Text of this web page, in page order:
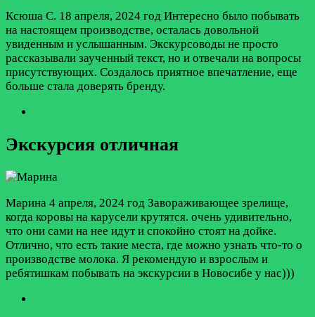
Ксюша С. 18 апреля, 2024 год Интересно было побывать
на настоящем производстве, осталась довольной
увиденным и услышанным. Экскурсоводы не просто
рассказывали заученный текст, но и отвечали на вопросы
присутствующих. Создалось приятное впечатление, еще
больше стала доверять бренду.
Экскурсия отличная
Марина 4 апреля, 2024 год Завораживающее зрелище,
когда коровы на карусели крутятся. очень удивительно,
что они сами на нее идут и спокойно стоят на дойке.
Отлично, что есть такие места, где можно узнать что-то о
производстве молока. Я рекомендую и взрослым и
ребятишкам побывать на экскурсии в Новосибе у нас)))